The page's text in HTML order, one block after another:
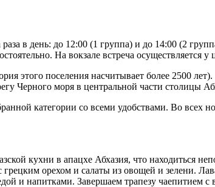
в день: до 12:00 (1 группа) и до 14:00 (2
На вокзале встреча осуществляется
этого поселения насчитывает более 2500
Черного моря в центральной части столицы
категории со всеми удобствами. Во
кухни в апацхе Абхазия, что находиться
орехом и салаты из овощей и зелени.
и напитками. Завершаем трапезу чаепитием с